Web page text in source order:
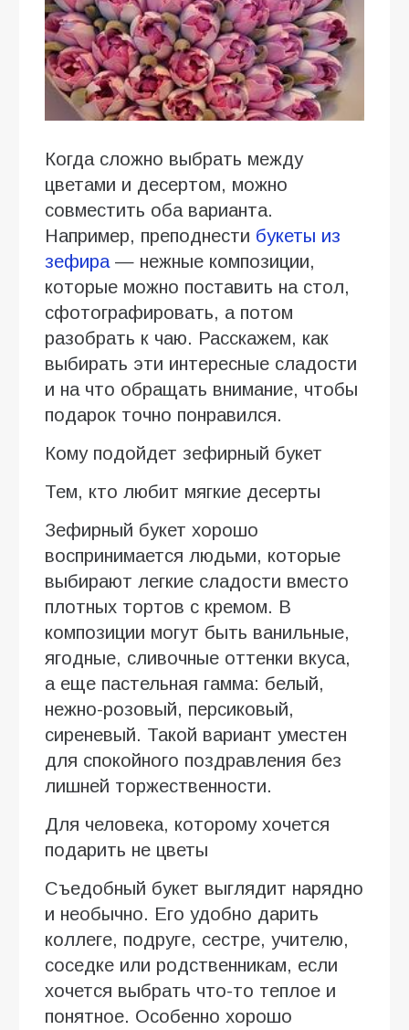
Когда сложно выбрать между
цветами и десертом, можно
совместить оба варианта.
Например, преподнести букеты из
зефира— нежные композиции,
которые можно поставить на стол,
сфотографировать, а потом
разобрать к чаю. Расскажем, как
выбирать эти интересные сладости
и на что обращать внимание, чтобы
подарок точно понравился.
Кому подойдет зефирный букет
Тем, кто любит мягкие десерты
Зефирный букет хорошо
воспринимается людьми, которые
выбирают легкие сладости вместо
плотных тортов с кремом. В
композиции могут быть ванильные,
ягодные, сливочные оттенки вкуса,
а еще пастельная гамма: белый,
нежно-розовый, персиковый,
сиреневый. Такой вариант уместен
для спокойного поздравления без
лишней торжественности.
Для человека, которому хочется
подарить не цветы
Съедобный букет выглядит нарядно
и необычно. Его удобно дарить
коллеге, подруге, сестре, учителю,
соседке или родственникам, если
хочется выбрать что-то теплое и
понятное. Особенно хорошо